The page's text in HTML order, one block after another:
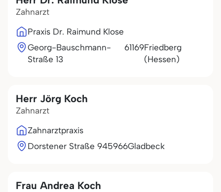
Zahnarzt
Praxis Dr. Raimund Klose
Georg-Bauschmann-
Straße 13
61169Friedberg
(Hessen)
Herr Jörg Koch
Zahnarzt
Zahnarztpraxis
Dorstener Straße 945966Gladbeck
Frau Andrea Koch